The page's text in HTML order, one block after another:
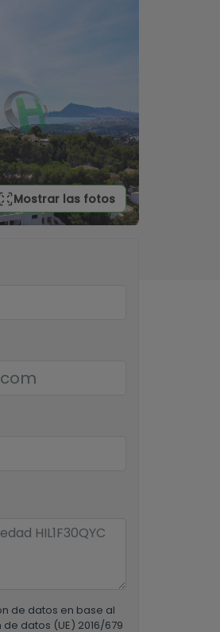
Mostrar las fotos
de datos en base al
datos (UE) 2016/679